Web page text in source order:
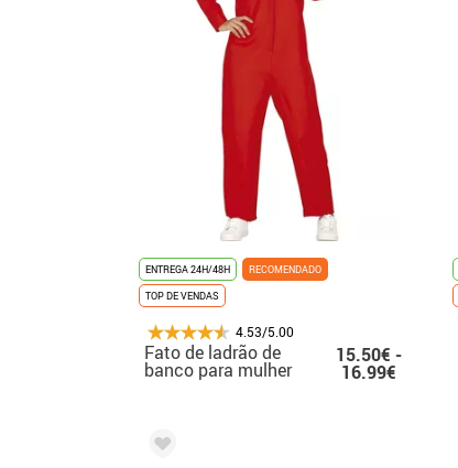
ENTREGA 24H/48H
RECOMENDADO
TOP DE VENDAS
4.53/5.00
Fato de ladrão de
banco para mulher
15.50€ -
16.99€